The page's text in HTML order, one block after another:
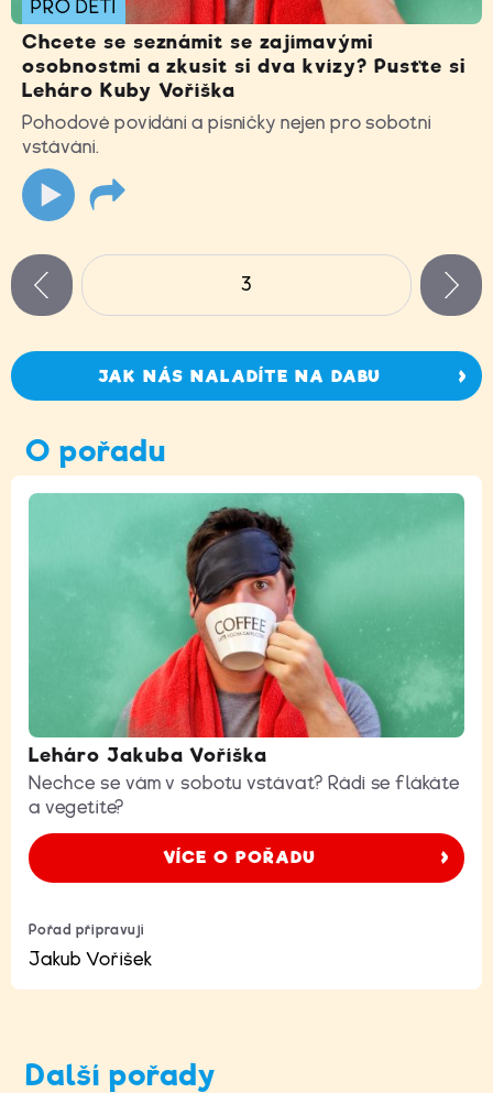
PRO DĚTI
Chcete se seznámit se zajímavými
osobnostmi a zkusit si dva kvízy? Pusťte si
Leháro Kuby Voříška
Pohodové povídání a písničky nejen pro sobotní
vstávání.
Stránky
3
JAK NÁS NALADÍTE NA DABU
O pořadu
Leháro Jakuba Voříška
Nechce se vám v sobotu vstávat? Rádi se flákáte
a vegetíte?
VÍCE O POŘADU
Pořad připravují
Jakub Voříšek
Další pořady